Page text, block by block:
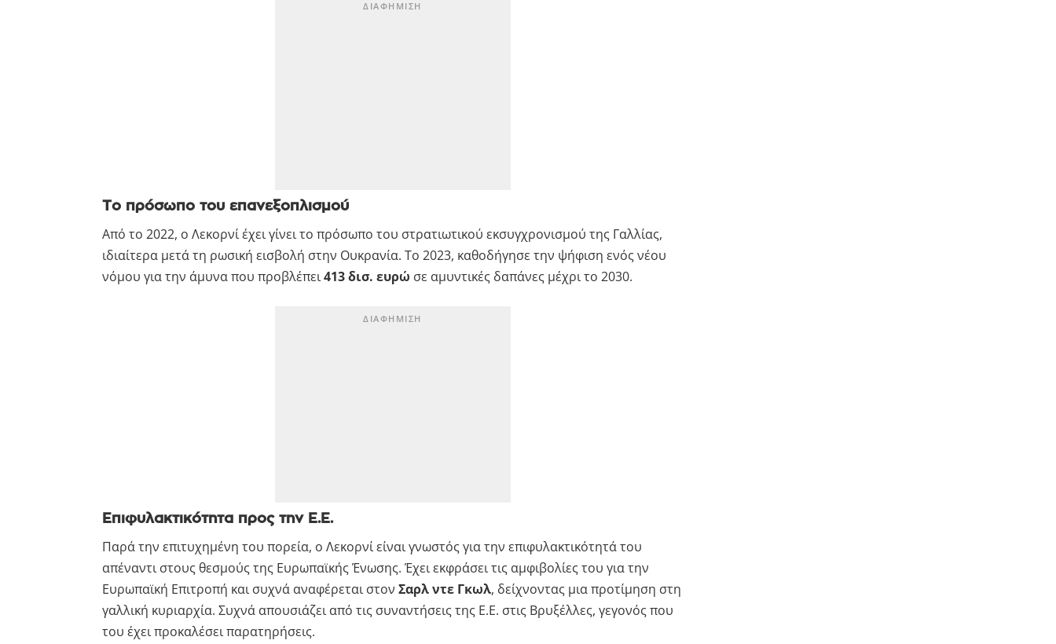
Το πρόσωπο του επανεξοπλισμού
Από το 2022, ο Λεκορνί έχει γίνει το πρόσωπο του στρατιωτικού εκσυγχρονισμού της Γαλλίας,
ιδιαίτερα μετά τη ρωσική εισβολή στην Ουκρανία. Το 2023, καθοδήγησε την ψήφιση ενός νέου
νόμου για την άμυνα που προβλέπει413 δισ. ευρώ σε αμυντικές δαπάνες μέχρι το 2030.
Επιφυλακτικότητα προς την Ε.Ε.
Παρά την επιτυχημένη του πορεία, ο Λεκορνί είναι γνωστός για την επιφυλακτικότητά του
απέναντι στους θεσμούς της Ευρωπαϊκής Ένωσης. Έχει εκφράσει τις αμφιβολίες του για την
Ευρωπαϊκή Επιτροπή και συχνά αναφέρεται στον Σαρλ ντε Γκωλ, δείχνοντας μια προτίμηση στη
γαλλική κυριαρχία. Συχνά απουσιάζει από τις συναντήσεις της Ε.Ε. στις Βρυξέλλες, γεγονός που
του έχει προκαλέσει παρατηρήσεις.